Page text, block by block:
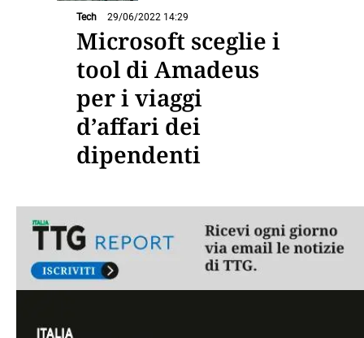
Tech 29/06/2022 14:29
Microsoft sceglie i
tool di Amadeus
per i viaggi
d’affari dei
dipendenti